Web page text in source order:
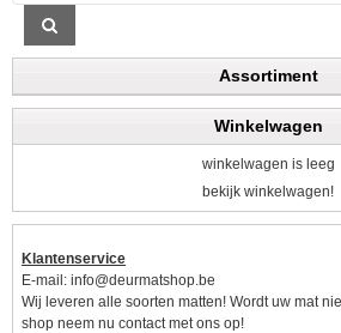
Assortiment
Winkelwagen
winkelwagen is leeg
bekijk winkelwagen!
Klantenservice
E-mail: info@deurmatshop.be
Wij leveren alle soorten matten! Wordt uw mat
shop neem nu contact met ons op!